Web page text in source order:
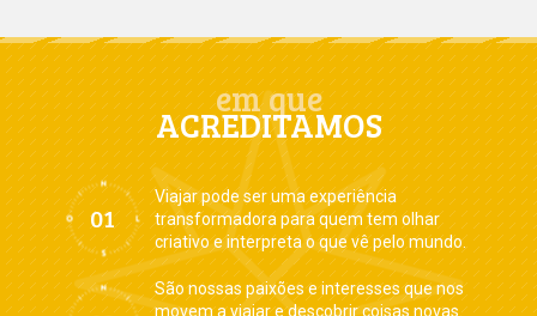
em que
ACREDITAMOS
Viajar pode ser uma experiência
transformadora para quem tem olhar
criativo e interpreta o que vê pelo mundo.
São nossas paixões e interesses que nos
movem a viajar e descobrir coisas novas.